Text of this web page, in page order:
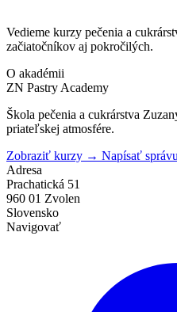
Vedieme kurzy pečenia a
začiatočníkov aj pokročilých.
O akadémii
ZN Pastry Academy
Škola pečenia a cukrárstva
priateľskej atmosfére.
Zobraziť kurzy → Napísať
Adresa
Prachatická 51
960 01 Zvolen
Slovensko
Navigovať